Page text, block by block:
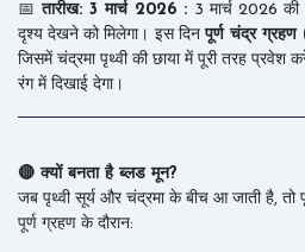
📅तारीख: 3 मार्च 2026 : 3 मार्च 2026
दृश्य देखने को मिलेगा। इस दिनपूर्ण चंद्र
जिसमें चंद्रमा पृथ्वी की छाया में पूरी तरह
रंग में दिखाई देगा।
🔴 क्यों बनता है ब्लड मून?
जब पृथ्वी सूर्य और चंद्रमा के बीच आ जाती है, तो
पूर्ण ग्रहण के दौरान: